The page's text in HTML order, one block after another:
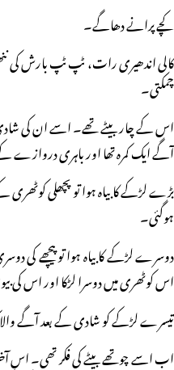
کچے پرانے دھاگے۔
کالی اندھیری رات، ٹپ ٹپ بارش کی
چمکتی۔
اس کے چار بیٹے تھے۔ اسے ان کی
آگے ایک کمرہ تھا اور باہری دروازے
بڑے لڑکے کا بیاہ ہوا تو پچھلی
ہوگئی۔
دوسرے لڑکے کا بیاہ ہوا تو پیچھے کی
اس کوٹھری میں دوسرا لڑکا اور اس کی
تیسرے لڑکے کو شادی کے بعد آگے والا
اب اسے چوتھے بیٹے کی فکر تھی۔ اس